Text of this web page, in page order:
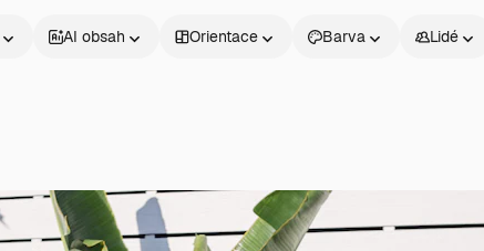
AI obsah Orientace Barva Lidé